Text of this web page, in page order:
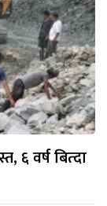
६ वर्ष बित्दा